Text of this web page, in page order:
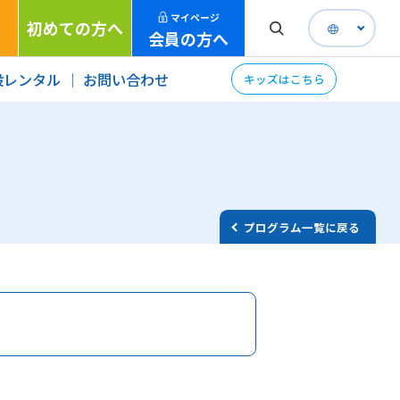
初めての方へ マイページ
会員の方へ
ンタル お問い合わせ キッズはこちら
プログラム一覧に戻る